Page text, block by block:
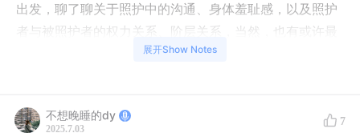
出发，聊了聊关于照护中的沟通、身体羞耻感，以及照护
者与被照护者的权力关系、阶层关系，当然，也有或许最
重要的，我们如何能够支持照护者与被照护者，建立一个
展开Show Notes
不想晚睡的dy
2025.7.03
7